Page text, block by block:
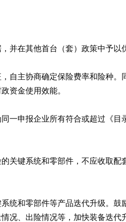
并在其他首台（套）政策中予以
自主协商确定保险费率和险种。
资金使用效能。
一申报企业所有符合或超过《目
关键系统和零部件，不应收取配
统和零部件等产品迭代升级。鼓
况、出险情况等，加快装备迭代